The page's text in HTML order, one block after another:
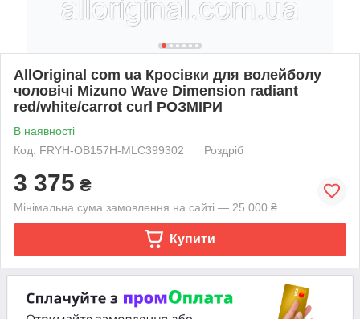
AllOriginal com ua Кросівки для волейболу
чоловічі Mizuno Wave Dimension radiant
red/white/carrot curl РОЗМІРИ
В наявності
Код: FRYH-OB157H-MLC399302
Роздріб
3 375 ₴
Мінімальна сума замовлення на сайті — 25 000 ₴
Купити